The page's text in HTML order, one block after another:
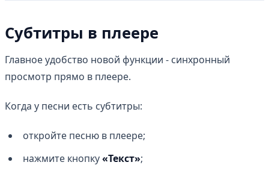
Субтитры в плеере
Главное удобство новой функции - синхронный
просмотр прямо в плеере.
Когда у песни есть субтитры:
откройте песню в плеере;
нажмите кнопку«Текст»;